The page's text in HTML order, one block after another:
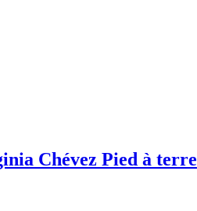
Chévez Pied à terre